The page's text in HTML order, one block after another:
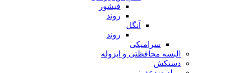
فیشور
روند
آنگل
روند
سرامیکی
البسه محافظتی و ایزوله
دستکش